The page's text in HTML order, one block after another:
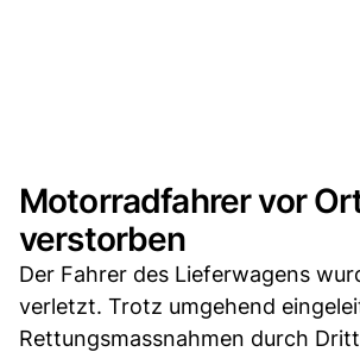
Motorradfahrer vor
verstorben
Der Fahrer des Lieferwagens
verletzt. Trotz umgehend
Rettungsmassnahmen durch